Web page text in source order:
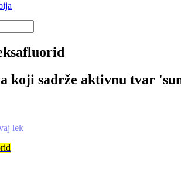
koji sadrže aktivnu tvar '
lek